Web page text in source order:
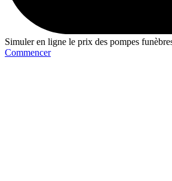
Simuler en ligne le prix des pompes
Commencer